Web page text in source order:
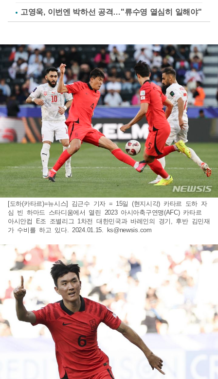
고영욱, 이번엔 박하선 공격…"류수영 열심히 일해야"
[도하(카타르)=뉴시스] 김근수 기자 = 15일 (현지시각) 카타르 도하 자
심 빈 하마드 스타디움에서 열린 2023 아시아축구연맹(AFC) 카타르
아시안컵 E조 조별리그 1차전 대한민국과 바레인의 경기, 후반 김민재
가 수비를 하고 있다. 2024.01.15. ks@newsis.com